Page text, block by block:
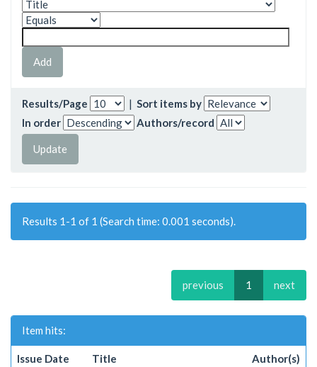
Results/Page | Sort items by
In order
Authors/record
Results 1-1 of 1 (Search time: 0.001 seconds).
previous 1 next
Item hits:
Issue Date Title Author(s)